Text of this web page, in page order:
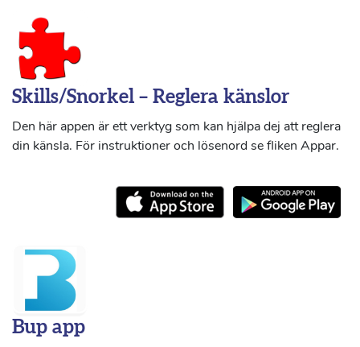
Skills/Snorkel – Reglera känslor
Den här appen är ett verktyg som kan hjälpa dej att reglera
din känsla. För instruktioner och lösenord se fliken Appar.
Bup app